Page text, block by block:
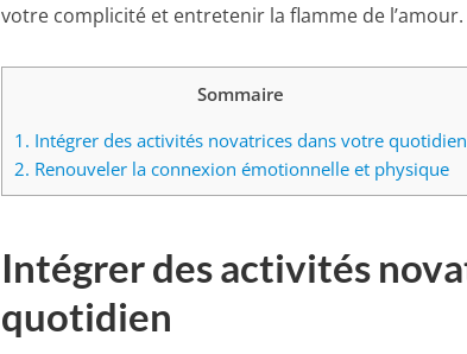
votre complicité et entretenir la flamme de l’amour.
Sommaire
1. Intégrer des activités novatrices dans votre quotidien
2. Renouveler la connexion émotionnelle et physique
Intégrer des activités
quotidien